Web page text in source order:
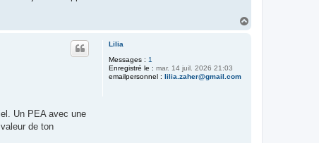
Lilia
Messages : 1
Enregistré le : mar. 14 juil. 2026 21:03
emailpersonnel : lilia.zaher@gmail.com
Un PEA avec une
de ton